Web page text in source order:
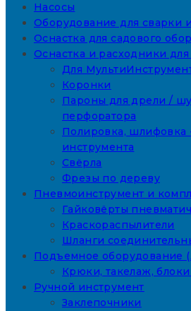
Насосы
Оборудование для сварки
Оснастка для садового
Оснастка и расходники
Для
Коронки
Пароны для дрели /
перфоратора
Полировка, шлифовка
инструмента
Свёрла
Фрезы по дереву
Пневмоинструмент и
Гайковёрты
Краскораспылители
Шланги
Подъемное оборудование
Крюки, такелаж, блоки
Ручной инструмент
Заклепочники